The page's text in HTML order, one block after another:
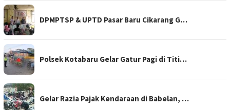
DPMPTSP & UPTD Pasar Baru Cikarang G…
Polsek Kotabaru Gelar Gatur Pagi di Titi…
Gelar Razia Pajak Kendaraan di Babelan, …